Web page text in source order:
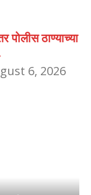
ठाण्याच्या
6, 2026